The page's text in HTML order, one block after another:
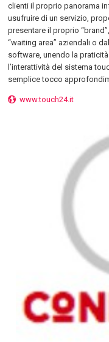
clienti il proprio panorama
usufruire di un servizio,
presentare il proprio
“waiting area” aziendali o
software, unendo la
l’interattività del sistema
semplice tocco
www.touch24.it